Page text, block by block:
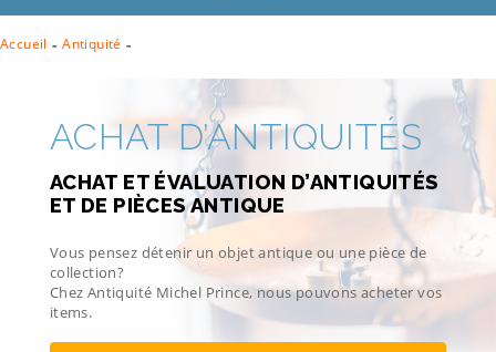
Accueil - Antiquité -
ACHAT D’ANTIQUITÉS
ACHAT ET ÉVALUATION D’ANTIQUITÉS
ET DE PIÈCES ANTIQUE
Vous pensez détenir un objet antique ou une pièce de
collection?
Chez Antiquité Michel Prince, nous pouvons acheter vos
items.